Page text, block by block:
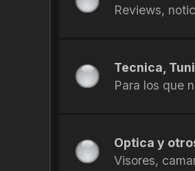
Reviews,
Tecnica,
Para los que
Optica y
Visores,